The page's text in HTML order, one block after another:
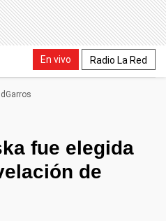
En vivo Radio La Red
fue elegida
de